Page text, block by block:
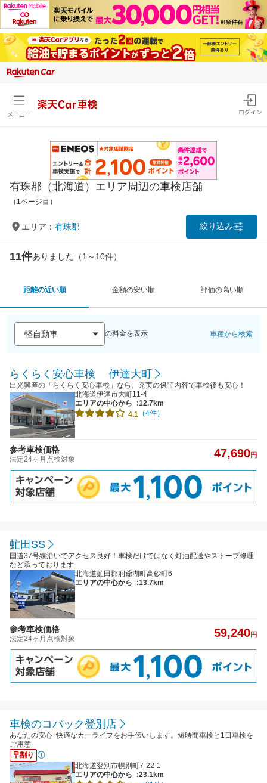
メニュー
楽天Car車検
ログイン
有珠郡（北海道）エリア周辺の車検店舗
（1ページ目）
エリア： 有珠郡 絞り込み
11件ありました（1～10件）
距離の近い順 金額の安い順 評価の高い順
の料金を表示 車種から検索
らくらく安心車検 伊達大町
出光興産の「らくらく安心車検」なら、充実の保証内容で車検後も安心！
北海道伊達市大町11-4
エリアの中心から
:12.7km
4.1 （4件）
参考車検価格
法定24ヶ月点検対象 47,690円
虻田SS
国道37号線沿いでアクセス良好！車検だけではなく灯油配送やストーブ修理
など承っております
北海道虻田郡洞爺湖町高砂町6
エリアの中心から
:13.7km
参考車検価格
法定24ヶ月点検対象 59,240円
車検のコバック登別店
あなたの安心･快適なカーライフをお手伝いします。短時間車検と1日車検を
ご用意
早割り
北海道登別市幌別町7-22-1
エリアの中心から
:23.1km